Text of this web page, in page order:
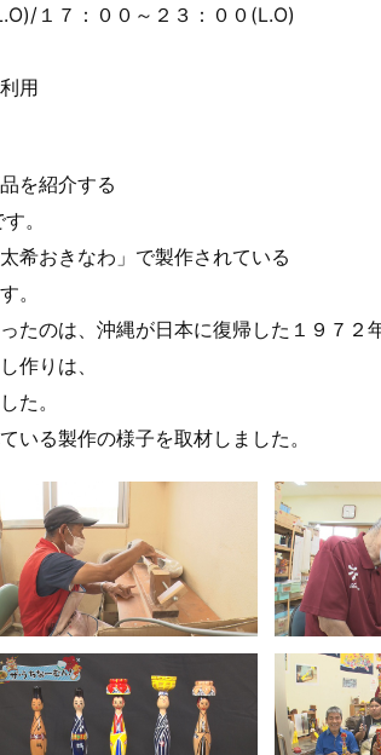
１７：００～２３：００(L.O)
用
を紹介する
。
希おきなわ」で製作されている
。
たのは、沖縄が日本に復帰した１９７２年
作りは、
た。
いる製作の様子を取材しました。
７月
２９
１月
８日
月２
１０
月３